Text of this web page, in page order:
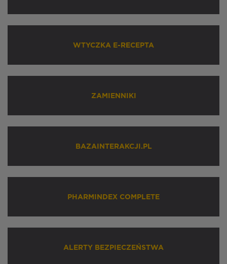
WTYCZKA E-RECEPTA
ZAMIENNIKI
BAZAINTERAKCJI.PL
PHARMINDEX COMPLETE
ALERTY BEZPIECZEŃSTWA